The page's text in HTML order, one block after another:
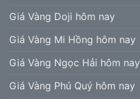
Giá Vàng Doji hôm nay
Giá Vàng Mi Hồng hôm nay
Giá Vàng Ngọc Hải hôm nay
Giá Vàng Phú Quý hôm nay